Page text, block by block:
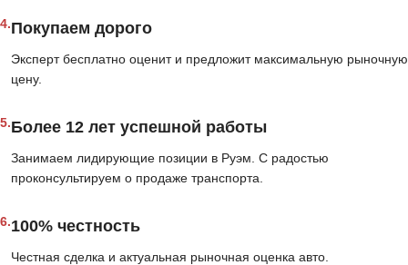
4.Покупаем дорого
Эксперт бесплатно оценит и предложит максимальную рыночную
цену.
5.Более 12 лет успешной работы
Занимаем лидирующие позиции в Руэм. С радостью
проконсультируем о продаже транспорта.
6.100% честность
Честная сделка и актуальная рыночная оценка авто.